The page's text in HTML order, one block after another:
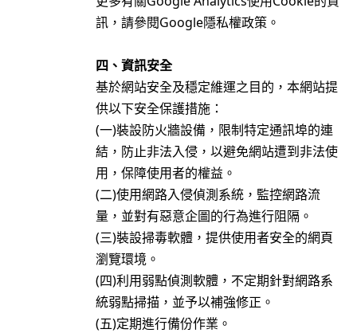
訊，請參閱Google隱私權政策。
四、 資訊安全
基於網站安全及穩定維運之目的，本網站提
供以下安全保護措施：
(一)裝設防火牆設備，限制特定通訊埠的連
結，防止非法入侵，以避免網站遭到非法使
用，保障使用者的權益。
(二)使用網路入侵偵測系統，監控網路流
量，並對有惡意企圖的行為進行阻隔。
(三)裝設掃毒軟體，提供使用者安全的網頁
瀏覽環境。
(四)利用弱點偵測軟體，不定期針對網路系
統弱點掃描，並予以補強修正。
(五)定期進行備份作業。